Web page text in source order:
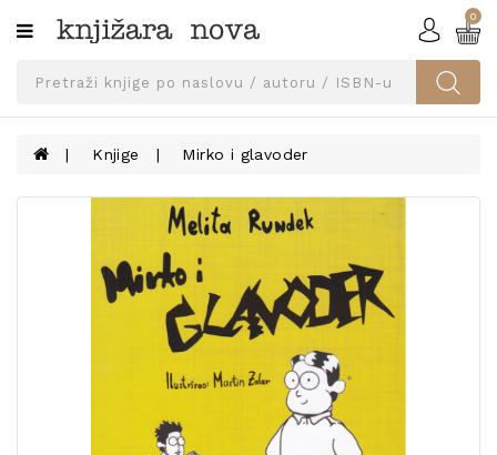
Kategorije
SVEUČILIŠNA
UDŽBENICI
KNJIGE
0
Knjige Mirko i glavoder